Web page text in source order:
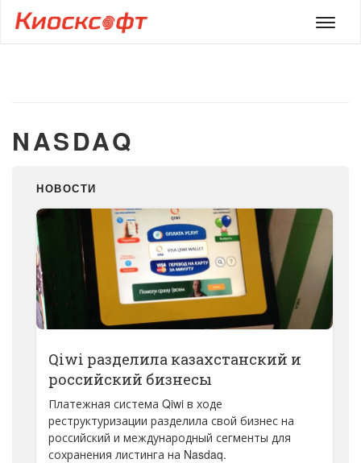
Меню
NASDAQ
НОВОСТИ
Qiwi разделила казахстанский и
российский бизнесы
Платежная система Qiwi в ходе
реструктуризации разделила свой бизнес на
российский и международный сегменты для
сохранения листинга на Nasdaq.